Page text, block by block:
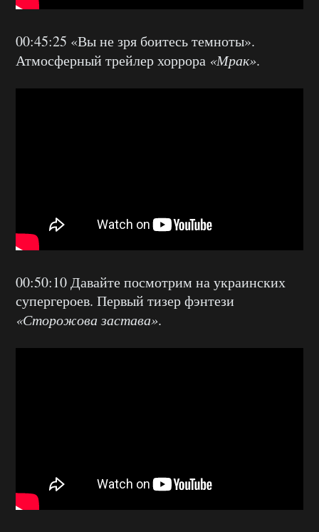
00:45:25 «Вы не зря боитесь темноты».
Атмосферный трейлер хоррора «Мрак».
00:50:10 Давайте посмотрим на украинских
супергероев. Первый тизер фэнтези
«Сторожова застава».